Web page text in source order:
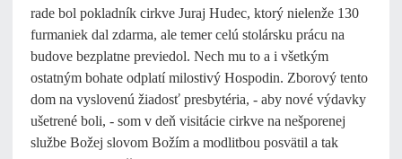
rade bol pokladník cirkve Juraj Hudec, ktorý nielenže 130
furmaniek dal zdarma, ale temer celú stolársku prácu na
budove bezplatne previedol. Nech mu to a i všetkým
ostatným bohate odplatí milostivý Hospodin. Zborový tento
dom na vyslovenú žiadosť presbytéria, - aby nové výdavky
ušetrené boli, - som v deň visitácie cirkve na nešporenej
službe Božej slovom Božím a modlitbou posvätil a tak